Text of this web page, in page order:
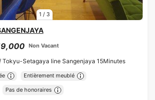
1 / 3
Non Vacant
Tokyu-Setagaya line Sangenjaya 15Minutes
Entièrement meublé
Pas de honoraires